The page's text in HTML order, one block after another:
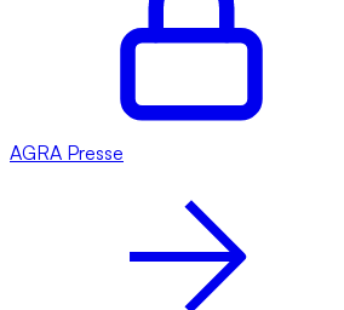
AGRA Presse